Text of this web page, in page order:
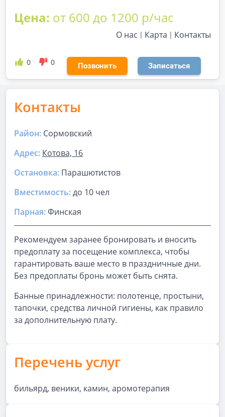
Цена: от 600 до 1200 р/час
О нас Карта Контакты
0 0 Позвонить Записаться
Контакты
Район: Сормовский
Адрес: Котова, 16
Остановка: Парашютистов
Вместимость:до 10 чел
Парная:Финская
Рекомендуем заранее бронировать и вносить
предоплату за посещение комплекса, чтобы
гарантировать ваше место в праздничные дни.
Без предоплаты бронь может быть снята.
Банные принадлежности: полотенце, простыни,
тапочки, средства личной гигиены, как правило
за дополнительную плату.
Перечень услуг
бильярд, веники, камин, аромотерапия